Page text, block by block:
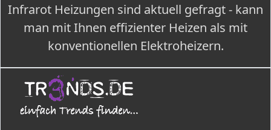
Infrarot Heizungen sind aktuell gefragt - kann
man mit Ihnen effizienter Heizen als mit
konventionellen Elektroheizern.